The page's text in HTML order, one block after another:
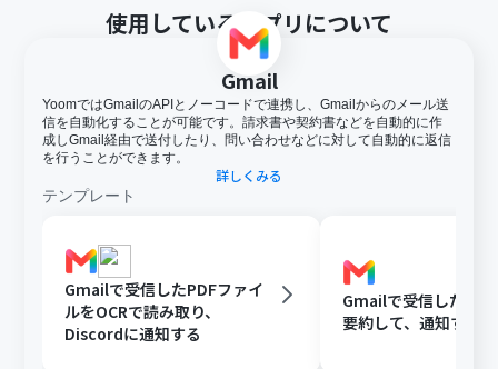
使用しているアプリについて
Gmail
YoomではGmailのAPIとノーコードで連携し、Gmailからのメール送
信を自動化することが可能です。請求書や契約書などを自動的に作
成しGmail経由で送付したり、問い合わせなどに対して自動的に返信
を行うことができます。
詳しくみる
テンプレート
Gmailで受信したPDFファイ
ルをOCRで読み取り、
Discordに通知する
Gmailで受信した内
要約して、通知する